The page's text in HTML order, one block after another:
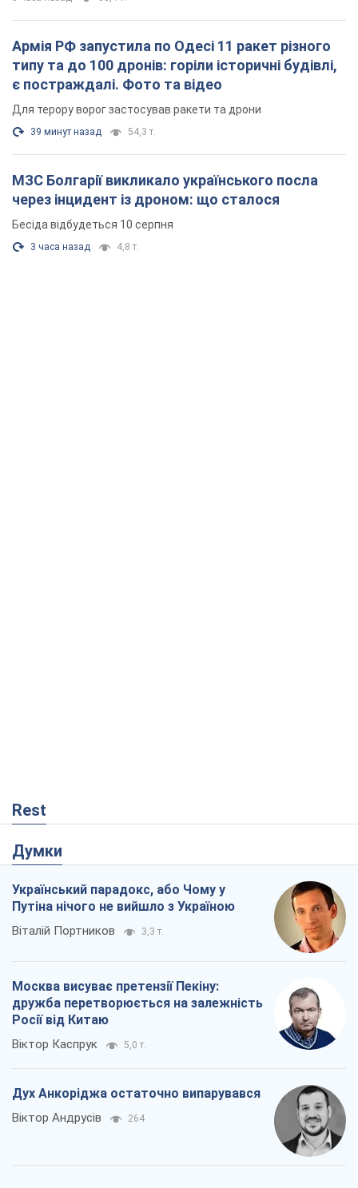
Армія РФ запустила по Одесі 11 ракет різного
типу та до 100 дронів: горіли історичні будівлі,
є постраждалі. Фото та відео
Для терору ворог застосував ракети та дрони
39 минут назад 54,3 т.
МЗС Болгарії викликало українського посла
через інцидент із дроном: що сталося
Бесіда відбудеться 10 серпня
3 часа назад 4,8 т.
Rest
Думки
Український парадокс, або Чому у
Путіна нічого не вийшло з Україною
Віталій Портников 3,3 т.
Москва висуває претензії Пекіну:
дружба перетворюється на залежність
Росії від Китаю
Віктор Каспрук 5,0 т.
Дух Анкоріджа остаточно випарувався
Віктор Андрусів 264